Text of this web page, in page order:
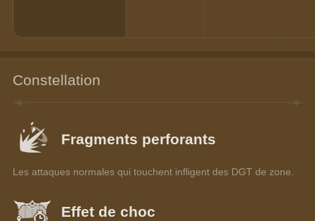
Constellation
Fragments perforants
Les attaques normales qui touchent infligent des DGT de zone.
Effet de choc